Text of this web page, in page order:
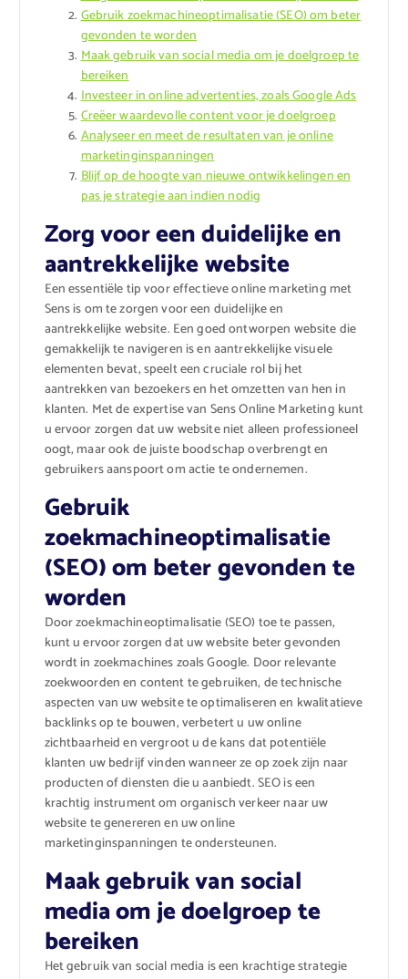
Gebruik zoekmachineoptimalisatie (SEO) om beter
gevonden te worden
Maak gebruik van social media om je doelgroep te
bereiken
Investeer in online advertenties, zoals Google Ads
Creëer waardevolle content voor je doelgroep
Analyseer en meet de resultaten van je online
marketinginspanningen
Blijf op de hoogte van nieuwe ontwikkelingen en
pas je strategie aan indien nodig
Zorg voor een duidelijke en
aantrekkelijke website
Een essentiële tip voor effectieve online marketing met
Sens is om te zorgen voor een duidelijke en
aantrekkelijke website. Een goed ontworpen website die
gemakkelijk te navigeren is en aantrekkelijke visuele
elementen bevat, speelt een cruciale rol bij het
aantrekken van bezoekers en het omzetten van hen in
klanten. Met de expertise van Sens Online Marketing kunt
u ervoor zorgen dat uw website niet alleen professioneel
oogt, maar ook de juiste boodschap overbrengt en
gebruikers aanspoort om actie te ondernemen.
Gebruik
zoekmachineoptimalisatie
(SEO) om beter gevonden te
worden
Door zoekmachineoptimalisatie (SEO) toe te passen,
kunt u ervoor zorgen dat uw website beter gevonden
wordt in zoekmachines zoals Google. Door relevante
zoekwoorden en content te gebruiken, de technische
aspecten van uw website te optimaliseren en kwalitatieve
backlinks op te bouwen, verbetert u uw online
zichtbaarheid en vergroot u de kans dat potentiële
klanten uw bedrijf vinden wanneer ze op zoek zijn naar
producten of diensten die u aanbiedt. SEO is een
krachtig instrument om organisch verkeer naar uw
website te genereren en uw online
marketinginspanningen te ondersteunen.
Maak gebruik van social
media om je doelgroep te
bereiken
Het gebruik van social media is een krachtige strategie